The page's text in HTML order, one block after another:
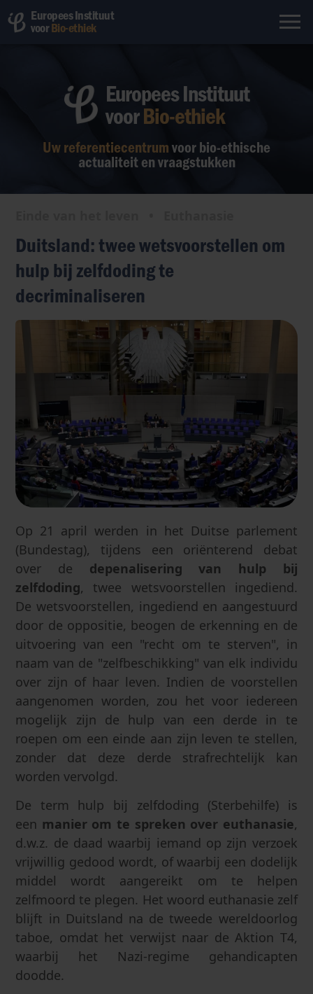
Europees Instituut
voorBio-ethiek
Uw referentiecentrumvoor bio-ethische
actualiteit en vraagstukken
Europees Instituut
voorBio-ethiek
Duitsland: twee wetsvoorstellen om
hulp bij zelfdoding te
decriminaliseren
Op 21 april werden in het Duitse parlement
(Bundestag), tijdens een oriënterend debat
over de depenalisering van hulp bij
zelfdoding, twee wetsvoorstellen ingediend.
De wetsvoorstellen, ingediend en aangestuurd
door de oppositie, beogen de erkenning en de
uitvoering van een "recht om te sterven", in
naam van de "zelfbeschikking" van elk individu
over zijn of haar leven. Indien de voorstellen
aangenomen worden, zou het voor iedereen
mogelijk zijn de hulp van een derde in te
roepen om een einde aan zijn leven te stellen,
zonder dat deze derde strafrechtelijk kan
worden vervolgd.
De term hulp bij zelfdoding (Sterbehilfe) is
een manier om te spreken over euthanasie,
d.w.z. de daad waarbij iemand op zijn verzoek
vrijwillig gedood wordt, of waarbij een dodelijk
middel wordt aangereikt om te helpen
zelfmoord te plegen. Het woord euthanasie zelf
blijft in Duitsland na de tweede wereldoorlog
taboe, omdat het verwijst naar de Aktion T4,
waarbij het Nazi-regime gehandicapten
doodde.